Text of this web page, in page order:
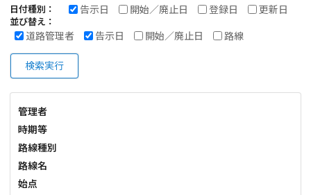
日付種別： 告示日 開始／廃止日 登録日 更新日
並び替え：
道路管理者 告示日 開始／廃止日 路線
検索実行
管理者
時期等
路線種別
路線名
始点